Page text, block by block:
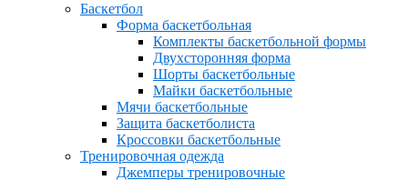
Баскетбол
Форма баскетбольная
Комплекты баскетбольной формы
Двухсторонняя форма
Шорты баскетбольные
Майки баскетбольные
Мячи баскетбольные
Защита баскетболиста
Кроссовки баскетбольные
Тренировочная одежда
Джемперы тренировочные